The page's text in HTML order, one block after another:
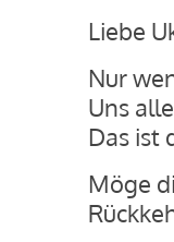
Liebe
Nur
Uns
Das ist
Möge